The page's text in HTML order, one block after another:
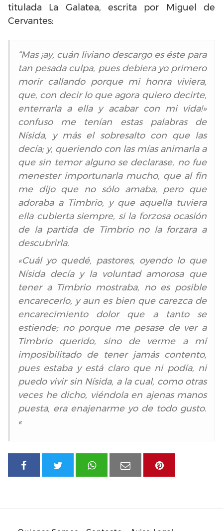
titulada La Galatea, escrita por Miguel de
Cervantes:
“Mas ¡ay, cuán liviano descargo es éste para
tan pesada culpa, pues debiera yo primero
morir callando porque mi honra viviera,
que, con decir lo que agora quiero decirte,
enterrarla a ella y acabar con mi vida!»
confuso me tenían estas palabras de
Nísida, y más el sobresalto con que las
decía; y, queriendo con las mías animarla a
que sin temor alguno se declarase, no fue
menester importunarla mucho, que al fin
me dijo que no sólo amaba, pero que
adoraba a Timbrio, y que aquella tuviera
ella cubierta siempre, si la forzosa ocasión
de la partida de Timbrio no la forzara a
descubrirla.
«Cuál yo quedé, pastores, oyendo lo que
Nísida decía y la voluntad amorosa que
tener a Timbrio mostraba, no es posible
encarecerlo, y aun es bien que carezca de
encarecimiento dolor que a tanto se
estiende; no porque me pesase de ver a
Timbrio querido, sino de verme a mí
imposibilitado de tener jamás contento,
pues estaba y está claro que ni podía, ni
puedo vivir sin Nísida, a la cual, como otras
veces he dicho, viéndola en ajenas manos
puesta, era enajenarme yo de todo gusto.
«